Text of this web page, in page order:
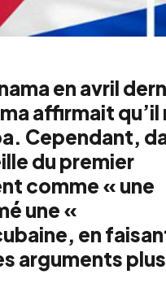
en avril
affirmait qu’il
Cependant,
du premier
comme « une
une «
en
arguments plus